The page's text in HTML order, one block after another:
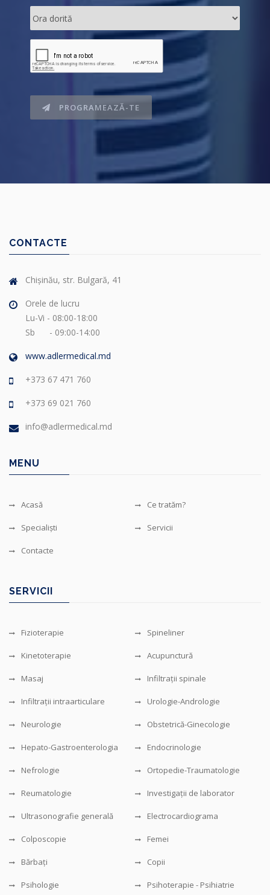
PROGRAMEAZĂ-TE
CONTACTE
Chișinău, str. Bulgară, 41
Orele de lucru
Lu-Vi - 08:00-18:00
Sb - 09:00-14:00
www.adlermedical.md
+373 67 471 760
+373 69 021 760
info@adlermedical.md
MENU
Acasă Ce tratăm?
Specialiști Servicii
Contacte
SERVICII
Fizioterapie Spineliner
Kinetoterapie Acupunctură
Masaj Infiltrații spinale
Infiltrații intraarticulare Urologie-Andrologie
Neurologie Obstetrică-Ginecologie
Hepato-Gastroenterologia Endocrinologie
Nefrologie Ortopedie-Traumatologie
Reumatologie Investigații de laborator
Ultrasonografie generală Electrocardiograma
Colposcopie Femei
Bărbați Copii
Psihologie Psihoterapie - Psihiatrie